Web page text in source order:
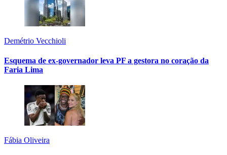
Demétrio Vecchioli
Esquema de ex-governador leva PF a gestora no coração da
Faria Lima
Fábia Oliveira